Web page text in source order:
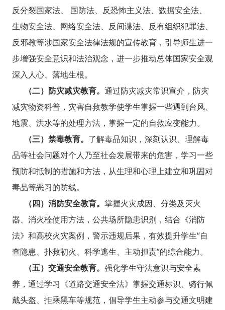
反分裂国家法、 国防法、反恐怖主义法、数据安全法、
生物安全法、网络安全法、反间谍法、反有组织犯罪法、
反邪教等涉国家安全法律法规的宣传教育，引导师生进一
步增强安全意识和法治观念，进一步推动总体国家安全观
深入人心、落地生根。
（二）防灾减灾教育。 通过防灾减灾常识宣介，防灾
减灾物资科普，灾害自救教学使学生掌握一些遇到台风、
地震、洪水等的处理方法，掌握一定的自救应变能力。
（三）禁毒教育。 了解毒品知识，深刻认识、理解毒
品等社会问题对个人乃至社会发展带来的危害，学习一些
预防和抵制的措施和方法，从生理和心理上建立和巩固对
毒品等恶习的防线。
（四）消防安全教育。 掌握火灾成因、分类及灭火
器、消火栓使用方法，公共场所隐患识别，结合《消防
法》和高校火灾案例，警示违规后果，有效提升学生“自
查隐患、扑救初火、科学逃生、主动担责”的综合能力。
（五）交通安全教育。 强化学生守法意识与安全素
养，通过学习《道路交通安全法》掌握交通标识、骑行佩
戴头盔、拒乘黑车等规范，倡导学生主动参与交通文明建